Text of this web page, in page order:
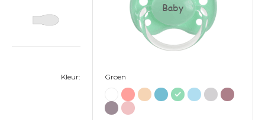
Kleur:
Baby
Groen